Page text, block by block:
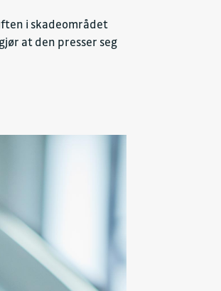
i skadeområdet
at den presser seg